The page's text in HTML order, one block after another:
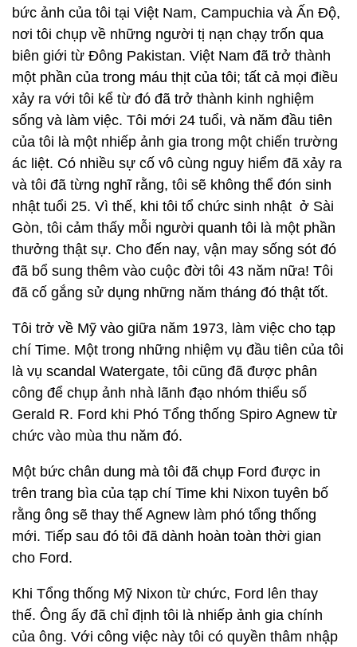
bức ảnh của tôi tại Việt Nam, Campuchia và Ấn Độ,
nơi tôi chụp về những người tị nạn chạy trốn qua
biên giới từ Đông Pakistan. Việt Nam đã trở thành
một phần của trong máu thịt của tôi; tất cả mọi điều
xảy ra với tôi kể từ đó đã trở thành kinh nghiệm
sống và làm việc. Tôi mới 24 tuổi, và năm đầu tiên
của tôi là một nhiếp ảnh gia trong một chiến trường
ác liệt. Có nhiều sự cố vô cùng nguy hiểm đã xảy ra
và tôi đã từng nghĩ rằng, tôi sẽ không thể đón sinh
nhật tuổi 25. Vì thế, khi tôi tổ chức sinh nhật ở Sài
Gòn, tôi cảm thấy mỗi người quanh tôi là một phần
thưởng thật sự. Cho đến nay, vận may sống sót đó
đã bổ sung thêm vào cuộc đời tôi 43 năm nữa! Tôi
đã cố gắng sử dụng những năm tháng đó thật tốt.
Tôi trở về Mỹ vào giữa năm 1973, làm việc cho tạp
chí Time. Một trong những nhiệm vụ đầu tiên của tôi
là vụ scandal Watergate, tôi cũng đã được phân
công để chụp ảnh nhà lãnh đạo nhóm thiểu số
Gerald R. Ford khi Phó Tổng thống Spiro Agnew từ
chức vào mùa thu năm đó.
Một bức chân dung mà tôi đã chụp Ford được in
trên trang bìa của tạp chí Time khi Nixon tuyên bố
rằng ông sẽ thay thế Agnew làm phó tổng thống
mới. Tiếp sau đó tôi đã dành hoàn toàn thời gian
cho Ford.
Khi Tổng thống Mỹ Nixon từ chức, Ford lên thay
thế. Ông ấy đã chỉ định tôi là nhiếp ảnh gia chính
của ông. Với công việc này tôi có quyền thâm nhập